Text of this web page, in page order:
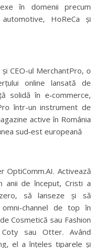
în domenii precum
HoReCa și
CEO-ul MerchantPro, o
online lansată de
solidă în e‑commerce,
într-un instrument de
active în România
sud‑est europeană
OptiComm.AI. Activează
anii de început, Cristi a
să lanseze și să
channel de top în
Cosmetică sau Fashion
sau Otter. Având
el a înțeles tiparele și